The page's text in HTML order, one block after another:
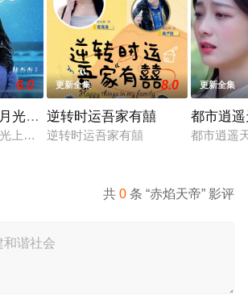
6.0
光上位手册
上位手册
更新全集 8.0
逆转时运吾家有囍
逆转时运吾家有囍
更新全集
都市逍
都市逍遥
共0 条 “赤焰天帝” 影评